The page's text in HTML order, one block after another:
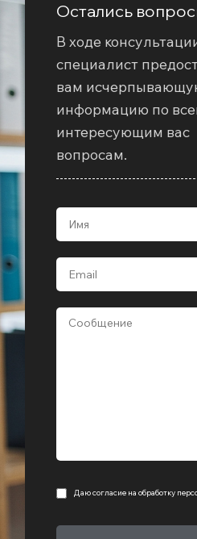
Остались
В ходе
специалист
вам
информацию по
интересующим вас
вопросам.
Даю согласие на обработку